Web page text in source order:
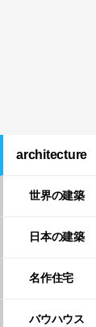
architecture
世界の建築
日本の建築
名作住宅
バウハウス